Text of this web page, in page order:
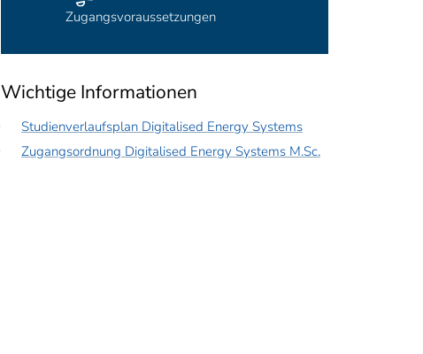
Zugangsvoraussetzungen
Wichtige Informationen
Studienverlaufsplan Digitalised Energy Systems
Zugangsordnung Digitalised Energy Systems M.Sc.